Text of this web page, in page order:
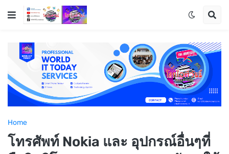
Home
โทรศัพท์ Nokia และ อุปกรณ์อื่นๆที่